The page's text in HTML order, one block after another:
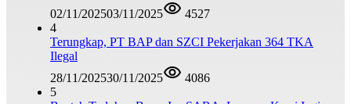
02/11/202503/11/2025
4527
4
Terungkap, PT BAP dan SZCI Pekerjakan 364 TKA
Ilegal
28/11/202530/11/2025
4086
5